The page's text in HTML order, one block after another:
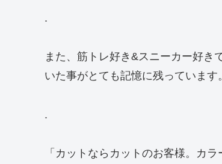
.
また、筋トレ好き&スニーカー好き
いた事がとても記憶に残っています。
.
「カットならカットのお客様。カ